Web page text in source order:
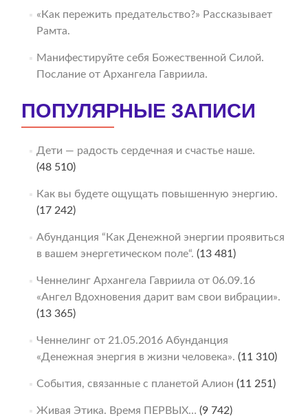
«Как пережить предательство?» Рассказывает
Рамта.
Манифестируйте себя Божественной Силой.
Послание от Архангела Гавриила.
ПОПУЛЯРНЫЕ ЗАПИСИ
Дети — радость сердечная и счастье наше.
(48 510)
Как вы будете ощущать повышенную энергию.
(17 242)
Абунданция “Как Денежной энергии проявиться
в вашем энергетическом поле“. (13 481)
Ченнелинг Архангела Гавриила от 06.09.16
«Ангел Вдохновения дарит вам свои вибрации».
(13 365)
Ченнелинг от 21.05.2016 Абунданция
«Денежная энергия в жизни человека». (11 310)
События, связанные с планетой Алион (11 251)
Живая Этика. Время ПЕРВЫХ… (9 742)